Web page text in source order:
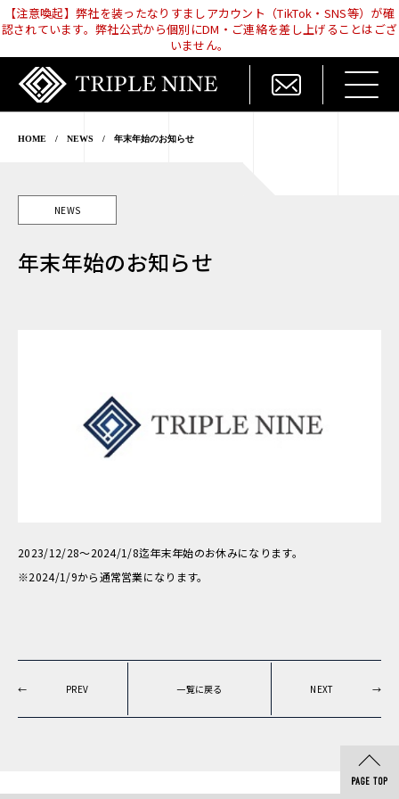
【注意喚起】弊社を装ったなりすましアカウント（TikTok・SNS等）が確
認されています。弊社公式から個別にDM・ご連絡を差し上げることはござ
いません。
HOME / NEWS / 年末年始のお知らせ
NEWS
年末年始のお知らせ
2023/12/28〜2024/1/8迄年末年始のお休みになります。
※2024/1/9から通常営業になります。
← PREV 一覧に戻る NEXT →